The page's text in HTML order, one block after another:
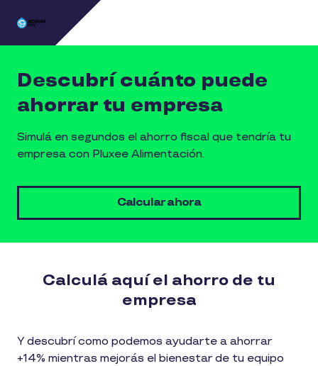
Pasar al contenido principal
Descubrí cuánto puede
ahorrar tu empresa
Simulá en segundos el ahorro fiscal que tendría tu
empresa con Pluxee Alimentación.
Calcular ahora
Calculá aquí el ahorro de tu
empresa
Y descubrí como podemos ayudarte a ahorrar
+14% mientras mejorás el bienestar de tu equipo